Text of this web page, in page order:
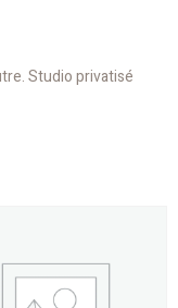
Studio privatisé